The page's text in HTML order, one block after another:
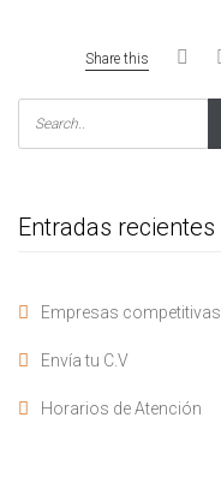
Share this
Entradas recientes
Empresas competitivas
Envía tu C.V
Horarios de Atención